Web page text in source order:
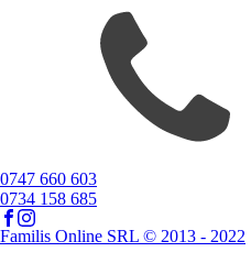
0747 660 603
0734 158 685
Familis Online SRL © 2013 - 2022